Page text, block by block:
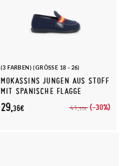
(3 FARBEN) (GRÖSSE 18 - 26)
MOKASSINS JUNGEN AUS STOFF
MIT SPANISCHE FLAGGE
41,95€ (-30%)
29,36€